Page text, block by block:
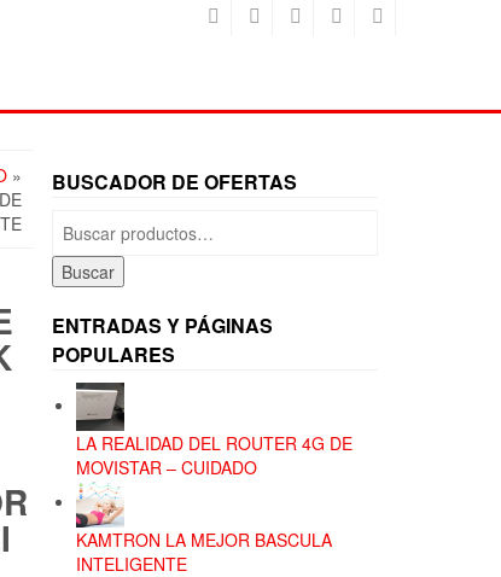
»
BUSCADOR DE OFERTAS
Buscar
por:
Buscar
ENTRADAS Y PÁGINAS
POPULARES
LA REALIDAD DEL ROUTER 4G DE
MOVISTAR – CUIDADO
KAMTRON LA MEJOR BASCULA
INTELIGENTE